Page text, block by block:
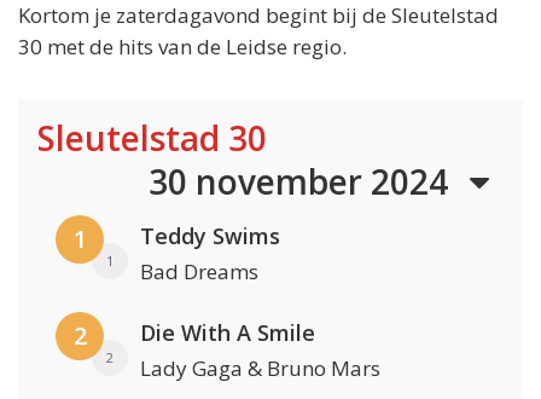
Kortom je zaterdagavond begint bij de Sleutelstad
30 met de hits van de Leidse regio.
Sleutelstad 30
30 november 2024
1
1
Teddy Swims
Bad Dreams
2
2
Die With A Smile
Lady Gaga & Bruno Mars